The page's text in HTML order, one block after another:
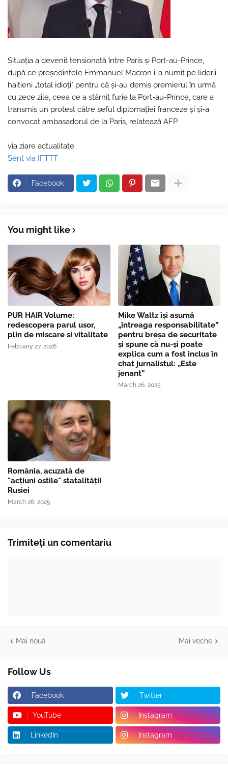
Situaţia a devenit tensionată între Paris şi Port-au-Prince,
după ce preşedintele Emmanuel Macron i-a numit pe liderii
haitieni „total idioţi" pentru că şi-au demis premierul în urmă
cu zece zile, ceea ce a stârnit furie la Port-au-Prince, care a
transmis un protest către şeful diplomaţiei franceze şi şi-a
convocat ambasadorul de la Paris, relatează AFP.
via ziare actualitate
Sent via IFTTT
Facebook
You might like
PUR HAIR Volume:
redescopera parul usor,
plin de miscare si vitalitate
February 27, 2026
Mike Waltz îşi asumă
„întreaga responsabilitate”
pentru breşa de securitate
și spune că nu-și poate
explica cum a fost inclus în
chat jurnalistul: „Este
jenant”
March 26, 2025
România, acuzată de
"acțiuni ostile" statalității
Rusiei
March 26, 2025
Trimiteți un comentariu
Mai nouă Mai veche
Follow Us
Facebook Twitter
YouTube Instagram
LinkedIn Instagram